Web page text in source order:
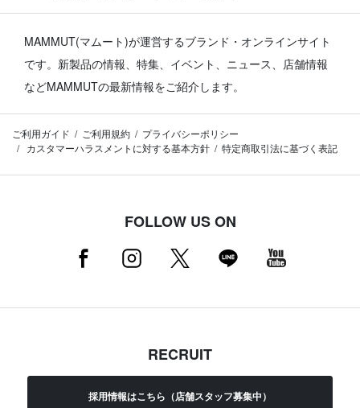
MAMMUT(マムート)が運営するブランド・オンラインサイト
です。 新製品の情報、特集、イベント、ニュース、店舗情報
などMAMMUTの最新情報をご紹介します。
ご利用ガイド ご利用規約
プライバシーポリシー
カスタマーハラスメントに対する基本方針
特定商取引法に基づく表記
FOLLOW US ON
RECRUIT
採用情報はこちら（店舗スタッフ募集中）